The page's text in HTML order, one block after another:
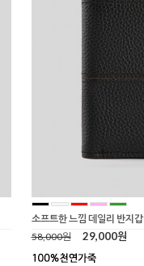
소프트한 느낌 데일리 반지갑
58,000원
29,000원